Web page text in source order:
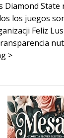
Diamond
los juegos
Feliz
>